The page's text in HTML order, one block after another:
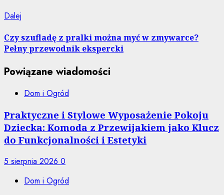
Dalej
Czy szufladę z pralki można myć w zmywarce?
Pełny przewodnik ekspercki
Powiązane wiadomości
Dom i Ogród
Praktyczne i Stylowe Wyposażenie Pokoju
Dziecka: Komoda z Przewijakiem jako Klucz
do Funkcjonalności i Estetyki
5 sierpnia 2026 0
Dom i Ogród